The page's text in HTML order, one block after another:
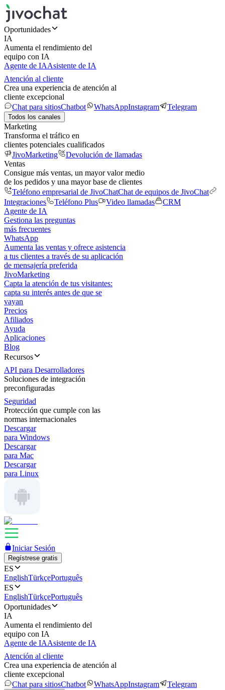
Oportunidades
IA
Aumenta el rendimiento del
equipo con IA
Agente de IAAsistente de IA
Atención al cliente
Crea una experiencia de atención al
cliente excepcional
Chat para sitiosChatbot WhatsAppInstagram Telegram
Todos los canales
Marketing
Transforma el tráfico en
clientes potenciales cualificados
JivoMarketing
Devolución de llamadas
Ventas
Consigue más ventas, un mayor valor medio
de los pedidos y una mayor base de clientes
Teléfono empresarial de JivoChatChat de equipos de JivoChat
Integraciones
Teléfono Plus Video llamadas
CRM
Agente de IA
Gestiona las preguntas
más frecuentes
WhatsApp
Aumenta las ventas y ofrece asistencia
a tus clientes a través de su aplicación
de mensajería preferida
JivoMarketing
Capta la atención de tus visitantes:
capta su interés antes de que se
vayan
Precios
Afiliados
Ayuda
Aplicaciones
Blog
Recursos
API para Desarrolladores
Soluciones de integración
preconfiguradas
Seguridad
Protección que cumple con las
normas internacionales
Descargar
para Windows
Descargar
para Mac
Descargar
para Linux
Iniciar Sesión
Regístrese gratis
ES
EnglishTürkçePortuguês
ES
EnglishTürkçePortuguês
Oportunidades
IA
Aumenta el rendimiento del
equipo con IA
Agente de IAAsistente de IA
Atención al cliente
Crea una experiencia de atención al
cliente excepcional
Chat para sitiosChatbot WhatsAppInstagram Telegram